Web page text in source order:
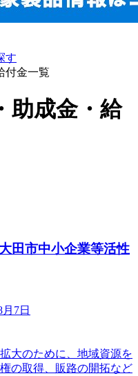
す
付金一覧
助成金・給
田市中小企業等活性
7日
大のために、地域資源を
の取得、販路の開拓など